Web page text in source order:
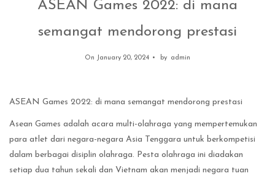
ASEAN Games 2022: di mana
semangat mendorong prestasi
On January 20, 2024 by admin
ASEAN Games 2022: di mana semangat mendorong prestasi
Asean Games adalah acara multi-olahraga yang mempertemukan
para atlet dari negara-negara Asia Tenggara untuk berkompetisi
dalam berbagai disiplin olahraga. Pesta olahraga ini diadakan
setiap dua tahun sekali dan Vietnam akan menjadi negara tuan